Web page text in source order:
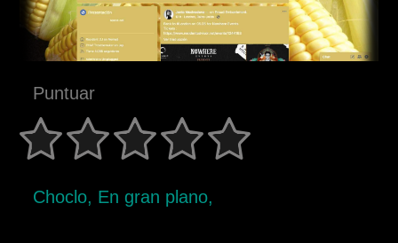
Puntuar
Choclo, En gran plano,